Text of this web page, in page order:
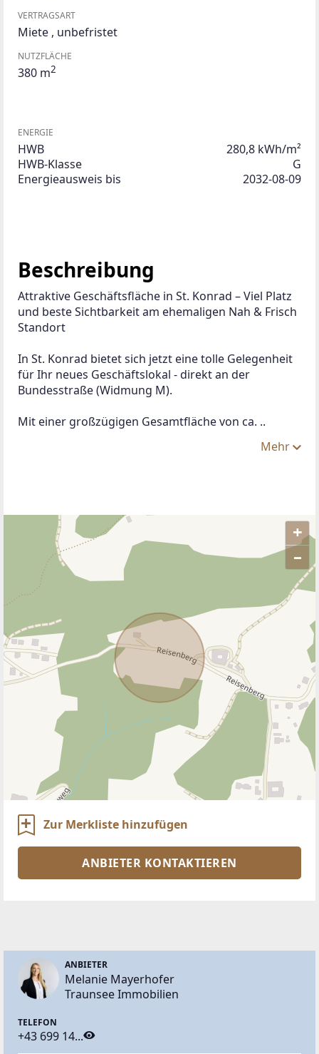
VERTRAGSART
Miete , unbefristet
NUTZFLÄCHE
380 m2
ENERGIE
HWB
280,8 kWh/m²
HWB-Klasse
G
Energieausweis bis
2032-08-09
Beschreibung
Attraktive Geschäftsfläche in St. Konrad – Viel Platz
und beste Sichtbarkeit am ehemaligen Nah & Frisch
Standort
In St. Konrad bietet sich jetzt eine tolle Gelegenheit
für Ihr neues Geschäftslokal - direkt an der
Bundesstraße (Widmung M).
Mit einer großzügigen Gesamtfläche von ca. ..
Mehr
+
–
ANBIETER KONTAKTIEREN
Zur Merkliste hinzufügen
ANBIETER KONTAKTIEREN
ANBIETER
Melanie Mayerhofer
Traunsee Immobilien
TELEFON
+43 699 14...